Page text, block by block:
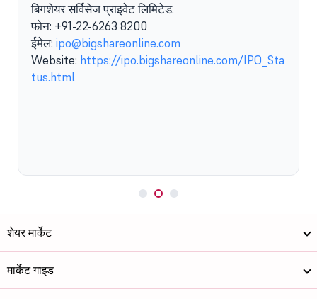
बिगशेयर सर्विसेज प्राइवेट लिमिटेड.
फोन: +91-22-6263 8200
ईमेल: ipo@bigshareonline.com
Website: https://ipo.bigshareonline.com/IPO_Sta
tus.html
शेयर मार्केट
मार्केट गाइड